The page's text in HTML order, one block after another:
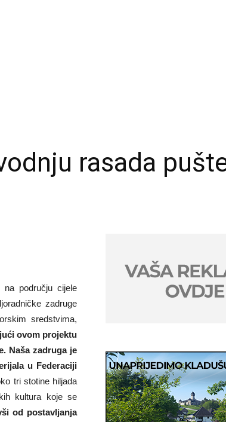
rasada
području cijele
zadruge
sredstvima,
ovom projektu
Naša zadruga je
u Federaciji
tri stotine hiljada
kultura koje se
od postavljanja